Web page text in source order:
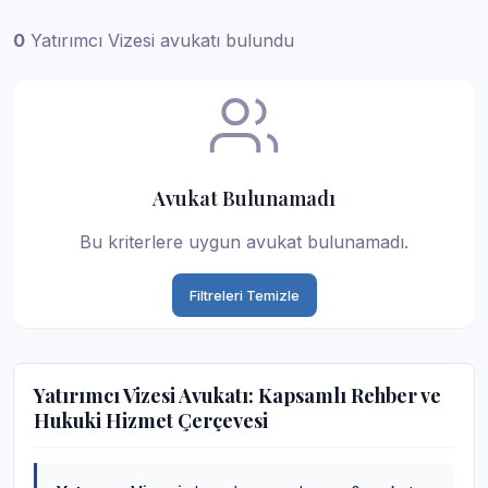
0 Yatırımcı Vizesi avukatı bulundu
Avukat Bulunamadı
Bu kriterlere uygun avukat bulunamadı.
Filtreleri Temizle
Yatırımcı Vizesi Avukatı: Kapsamlı Rehber ve
Hukuki Hizmet Çerçevesi